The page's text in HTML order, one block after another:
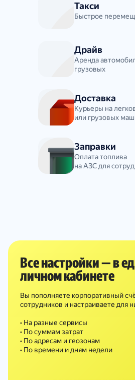
Такси
Быстрое
Драйв
Аренда
грузовых
Доставка
Курьеры на
или грузовых
Заправки
Оплата топлива
на АЗС для
Все настройки — в
личном кабинете
Вы пополняете корпоративный
сотрудников и настраиваете для
• На разные сервисы
• По суммам затрат
• По адресам и геозонам
• По времени и дням недели